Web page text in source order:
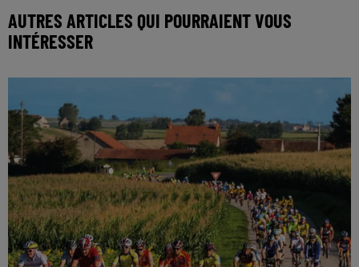
AUTRES ARTICLES QUI POURRAIENT VOUS
INTÉRESSER